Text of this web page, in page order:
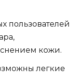
пользователей
кожи.
легкие